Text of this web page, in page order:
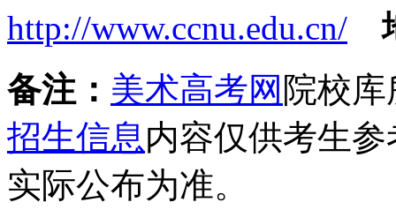
http://www.ccnu.edu.cn/
备注： 美术高考网 院校
招生信息内容仅供考生
实际公布为准。